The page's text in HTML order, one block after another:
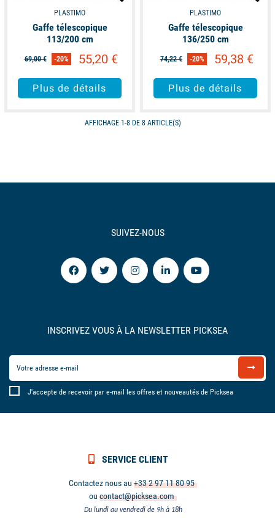
PLASTIMO
Gaffe télescopique
113/200 cm
69,00 € -20% 55,20 €
Plus de détails
PLASTIMO
Gaffe télescopique
136/250 cm
74,22 € -20% 59,38 €
Plus de détails
AFFICHAGE 1-8 DE 8 ARTICLE(S)
SUIVEZ-NOUS
INSCRIVEZ VOUS À LA NEWSLETTER PICKSEA
J'accepte de recevoir par e-mail les offres et nouveautés de Picksea
SERVICE CLIENT
Contactez nous au +33 2 97 11 80 95
ou contact@picksea.com
Du lundi au vendredi de 9h à 18h